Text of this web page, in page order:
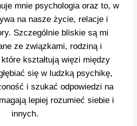
mnie psychologia oraz to, w
na nasze życie, relacje i
Szczególnie bliskie są mi
ze związkami, rodziną i
kształtują więzi między
się w ludzką psychikę,
i szukać odpowiedzi na
lepiej rozumieć siebie i
innych.